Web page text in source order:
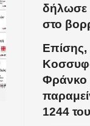
δήλωσε
στο
Επίσης,
Φράνκο
1244